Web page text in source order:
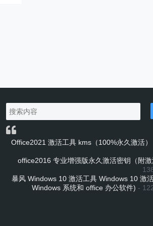
Office2021 激活工具 kms（100%永久激活）
office2016 专业增强版永久激活密钥（附激
暴风 Windows 10 激活工具 Windows 10 激
Windows 系统和 office 办公软件) -